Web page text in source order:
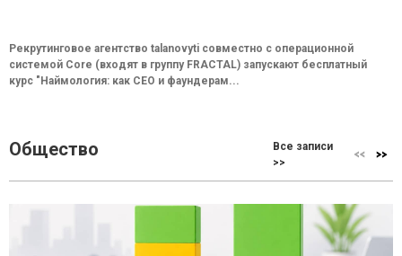
Рекрутинговое агентство talanovyti совместно с операционной
системой Core (входят в группу FRACTAL) запускают бесплатный
курс "Наймология: как СEO и фаундерам...
Общество
Все записи
>>